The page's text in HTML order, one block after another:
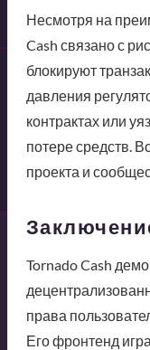
Несмотря на
Cash связано с
блокируют
давления
контрактах или
потере средств.
проекта и
Tornado Cash
права
Его фронтенд